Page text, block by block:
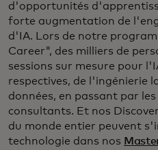
d'opportunités
forte augmentation de
d'IA. Lors de notre
Career", des milliers de
sessions sur mesure pour
respectives, de l'ingénierie
données, en passant par
consultants. Et nos
du monde entier peuvent
technologie dans nos